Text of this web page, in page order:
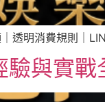
透明消費規則｜
驗與實戰